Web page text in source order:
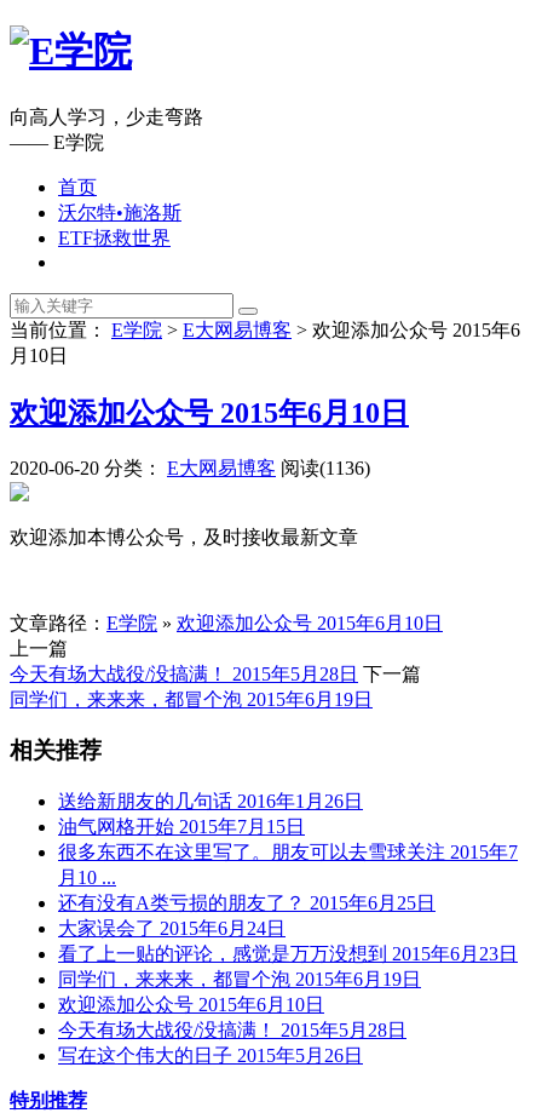
向高人学习，少走弯路
—— E学院
首页
沃尔特•施洛斯
ETF拯救世界
当前位置： E学院 > E大网易博客 > 欢迎添加公众号 2015年6
月10日
欢迎添加公众号 2015年6月10日
2020-06-20 分类： E大网易博客 阅读(1136)
欢迎添加本博公众号，及时接收最新文章
文章路径： E学院 » 欢迎添加公众号 2015年6月10日
上一篇
今天有场大战役/没搞满！ 2015年5月28日 下一篇
同学们，来来来，都冒个泡 2015年6月19日
相关推荐
送给新朋友的几句话 2016年1月26日
油气网格开始 2015年7月15日
很多东西不在这里写了。朋友可以去雪球关注 2015年7
月10 ...
还有没有A类亏损的朋友了？ 2015年6月25日
大家误会了 2015年6月24日
看了上一贴的评论，感觉是万万没想到 2015年6月23日
同学们，来来来，都冒个泡 2015年6月19日
欢迎添加公众号 2015年6月10日
今天有场大战役/没搞满！ 2015年5月28日
写在这个伟大的日子 2015年5月26日
特别推荐